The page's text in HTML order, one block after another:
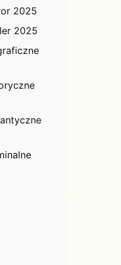
2025
2025